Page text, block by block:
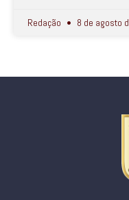
Redação 8 de agosto